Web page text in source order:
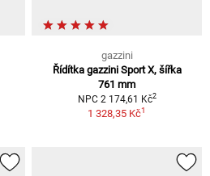
gazzini
Řídítka gazzini Sport X, šířka
761 mm
NPC 2 174,61 Kč2
1 328,35 Kč1